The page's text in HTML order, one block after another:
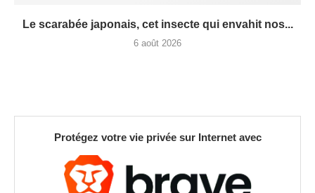
Le scarabée japonais, cet insecte qui envahit nos...
6 août 2026
Protégez votre vie privée sur Internet avec